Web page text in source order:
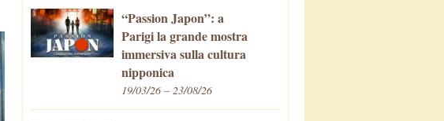
“Passion Japon”: a
Parigi la grande mostra
immersiva sulla cultura
nipponica
19/03/26 – 23/08/26